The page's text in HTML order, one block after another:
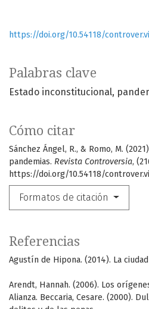
Palabras clave
Estado inconstitucional
Cómo citar
Sánchez Ángel, R., & Romo, M.
pandemias. Revista Controversia,
https://doi.org/10.54118/
Formatos de citación
https://doi.org/10.54118/
Referencias
Agustín de Hipona. (2014). La
Arendt, Hannah. (2006). Los
Alianza. Beccaria, Cesare. (2000).